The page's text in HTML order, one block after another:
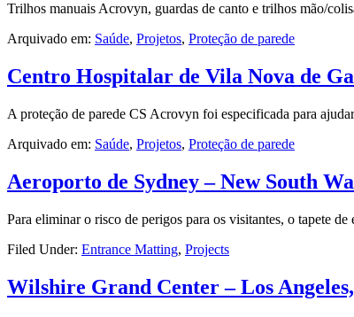
Trilhos manuais Acrovyn, guardas de canto e trilhos mão/
Arquivado em: Saúde, Projetos, Proteção de parede
Centro Hospitalar de Vila Nova de
A proteção de parede CS Acrovyn foi especificada para
Arquivado em: Saúde, Projetos, Proteção de parede
Aeroporto de Sydney – New South
Para eliminar o risco de perigos para os visitantes, o tapete
Filed Under: Entrance Matting, Projects
Wilshire Grand Center – Los